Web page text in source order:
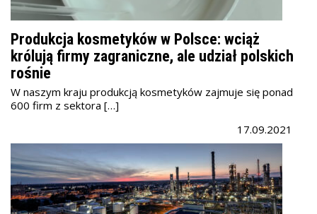
Produkcja kosmetyków w Polsce: wciąż
królują firmy zagraniczne, ale udział polskich
rośnie
W naszym kraju produkcją kosmetyków zajmuje się ponad
600 firm z sektora […]
17.09.2021